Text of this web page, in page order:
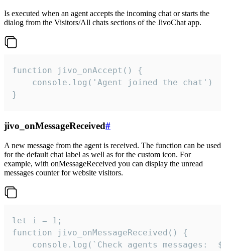
Is executed when an agent accepts the incoming chat or starts the
dialog from the Visitors/All chats sections of the JivoChat app.
function jivo_onAccept() {
}
jivo_onMessageReceived#
A new message from the agent is received. The function can be used
for the default chat label as well as for the custom icon. For
example, with onMessageReceived you can display the unread
messages counter for website visitors.
let i = 1;
function jivo_onMessageReceived() {